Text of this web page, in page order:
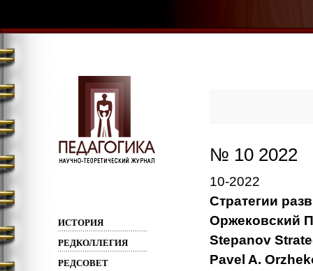
ИСТОРИЯ
РЕДКОЛЛЕГИЯ
РЕДСОВЕТ
№ 10 2022
10-2022
Стратегии
Оржековский
Stepanov
Pavel A.